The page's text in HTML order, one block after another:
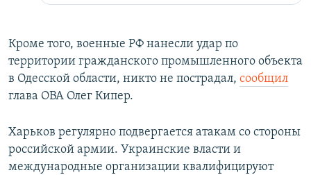
Кроме того, военные РФ нанесли удар по
территории гражданского промышленного объекта
в Одесской области, никто не пострадал, сообщил
глава ОВА Олег Кипер.
Харьков регулярно подвергается атакам со стороны
российской армии. Украинские власти и
международные организации квалифицируют